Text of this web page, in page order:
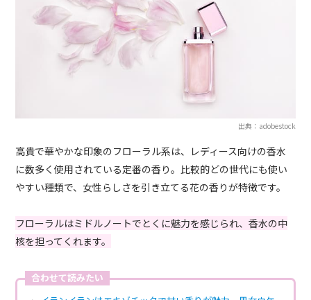
出典：adobestock
高貴で華やかな印象のフローラル系は、レディース向けの香水
に数多く使用されている定番の香り。比較的どの世代にも使い
やすい種類で、女性らしさを引き立てる花の香りが特徴です。
フローラルはミドルノートでとくに魅力を感じられ、香水の中
核を担ってくれます。
合わせて読みたい